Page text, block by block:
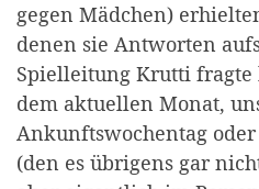
gegen Mädchen)
denen sie Antworten
Spielleitung Krutti fragte
dem aktuellen Monat,
Ankunftswochentag
(den es übrigens gar